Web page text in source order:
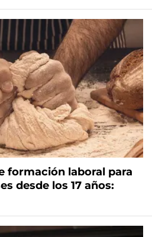
formación laboral para
desde los 17 años: